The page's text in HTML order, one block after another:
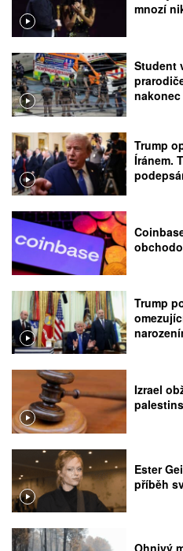
mnozí
Student
Trump
Íránem.
Trump
Izrael
Ester
příběh